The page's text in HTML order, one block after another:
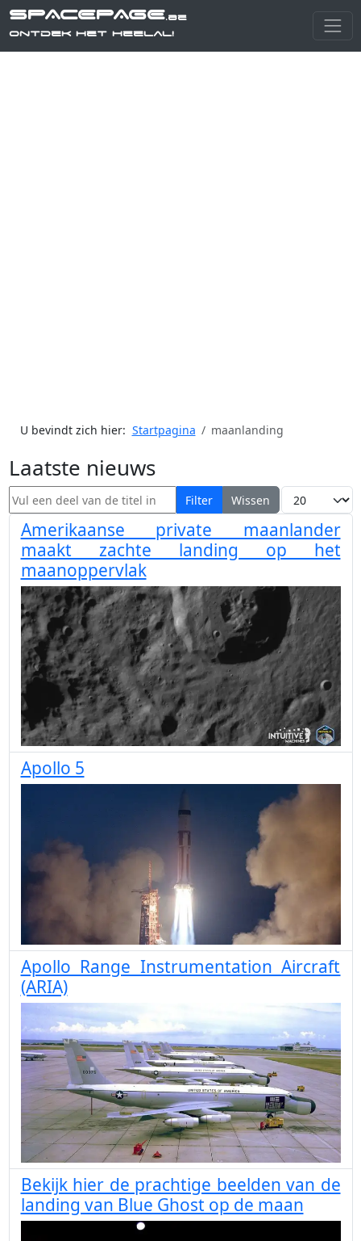
SPACEPAGE.be
Ontdek het heelal!
U bevindt zich hier: Startpagina maanlanding
Laatste nieuws
Vul een deel van de titel in Filter Wissen Toon #
Amerikaanse private maanlander
maakt zachte landing op het
maanoppervlak
Apollo 5
Apollo Range Instrumentation Aircraft
(ARIA)
Bekijk hier de prachtige beelden van de
landing van Blue Ghost op de maan